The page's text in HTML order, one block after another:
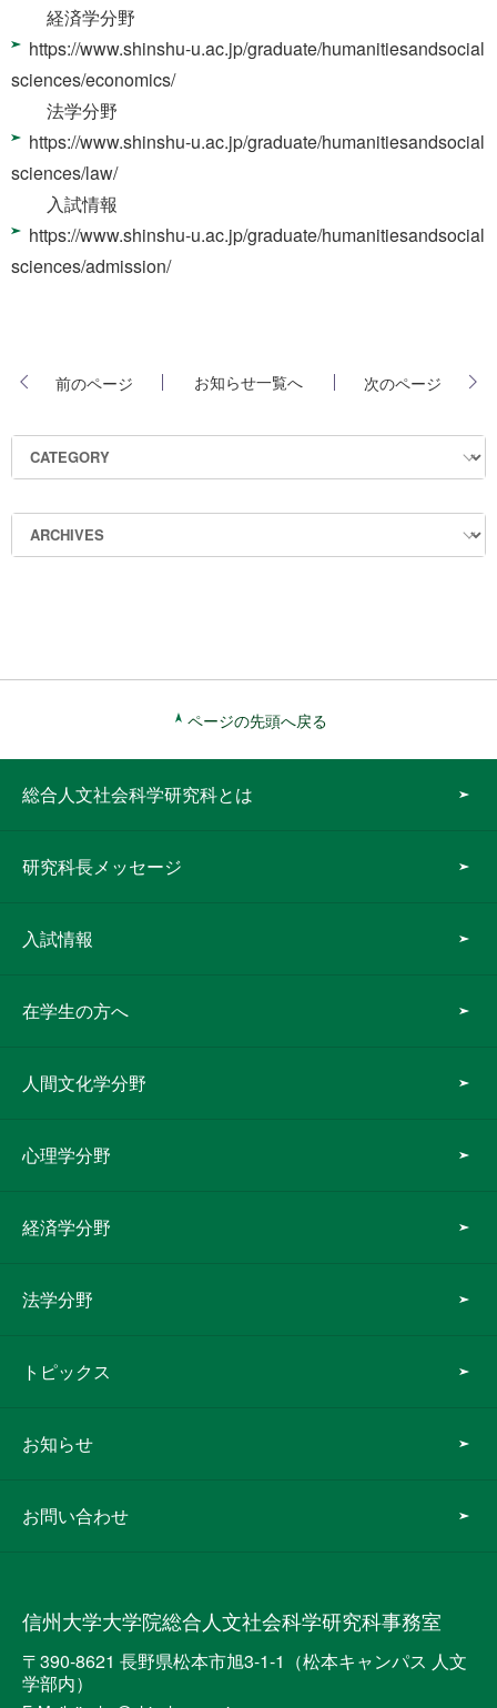
経済学分野
https://www.shinshu-u.ac.jp/graduate/humanitiesandsocial
sciences/economics/
法学分野
https://www.shinshu-u.ac.jp/graduate/humanitiesandsocial
sciences/law/
入試情報
https://www.shinshu-u.ac.jp/graduate/humanitiesandsocial
sciences/admission/
前のページ お知らせ一覧へ 次のページ
ページの先頭へ戻る
総合人文社会科学研究科とは
研究科長メッセージ
入試情報
在学生の方へ
人間文化学分野
心理学分野
経済学分野
法学分野
トピックス
お知らせ
お問い合わせ
信州大学大学院総合人文社会科学研究科事務室
〒390-8621 長野県松本市旭3-1-1（松本キャンパス 人文
学部内）